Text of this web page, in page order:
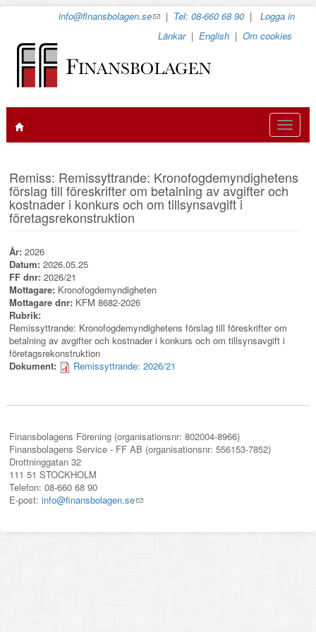
info@finansbolagen.se(link
e-
| Tel: 08-660 68 90 |Logga in
Länkar|English |Om cookies
Toggle
Remiss: Remissyttrande: Kronofogdemyndighetens
förslag till föreskrifter om betalning av avgifter och
kostnader i konkurs och om tillsynsavgift i
företagsrekonstruktion
År:2026
Datum:2026.05.25
FF dnr:2026/21
Mottagare: Kronofogdemyndigheten
Mottagare dnr: KFM 8682-2026
Rubrik:
Remissyttrande: Kronofogdemyndighetens förslag till föreskrifter om
betalning av avgifter och kostnader i konkurs och om tillsynsavgift i
företagsrekonstruktion
Dokument:
Remissyttrande: 2026/21
Finansbolagens Förening (organisationsnr: 802004-8966)
Finansbolagens Service - FF AB (organisationsnr: 556153-7852)
Drottninggatan 32
111 51 STOCKHOLM
Telefon: 08-660 68 90
E-post:info@finansbolagen.se(link